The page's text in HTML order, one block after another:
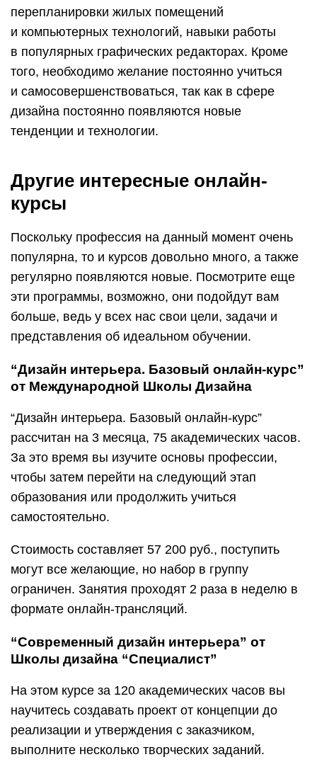
перепланировки жилых помещений
и компьютерных технологий, навыки работы
в популярных графических редакторах. Кроме
того, необходимо желание постоянно учиться
и самосовершенствоваться, так как в сфере
дизайна постоянно появляются новые
тенденции и технологии.
Другие интересные онлайн-
курсы
Поскольку профессия на данный момент очень
популярна, то и курсов довольно много, а также
регулярно появляются новые. Посмотрите еще
эти программы, возможно, они подойдут вам
больше, ведь у всех нас свои цели, задачи и
представления об идеальном обучении.
“Дизайн интерьера. Базовый онлайн-курс”
от Международной Школы Дизайна
“Дизайн интерьера. Базовый онлайн-курс”
рассчитан на 3 месяца, 75 академических часов.
За это время вы изучите основы профессии,
чтобы затем перейти на следующий этап
образования или продолжить учиться
самостоятельно.
Стоимость составляет 57 200 руб., поступить
могут все желающие, но набор в группу
ограничен. Занятия проходят 2 раза в неделю в
формате онлайн-трансляций.
“Современный дизайн интерьера” от
Школы дизайна “Специалист”
На этом курсе за 120 академических часов вы
научитесь создавать проект от концепции до
реализации и утверждения с заказчиком,
выполните несколько творческих заданий.